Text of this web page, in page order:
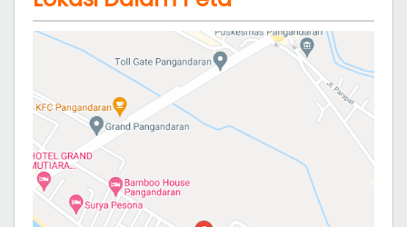
Rp. 500
Rp.500.000
harga sudah termasuk pajak
Jum'at, 07 Agustus 2026 tersedia
Sabtu, 08 Agustus 2026 tersedia
Ganti Tanggal